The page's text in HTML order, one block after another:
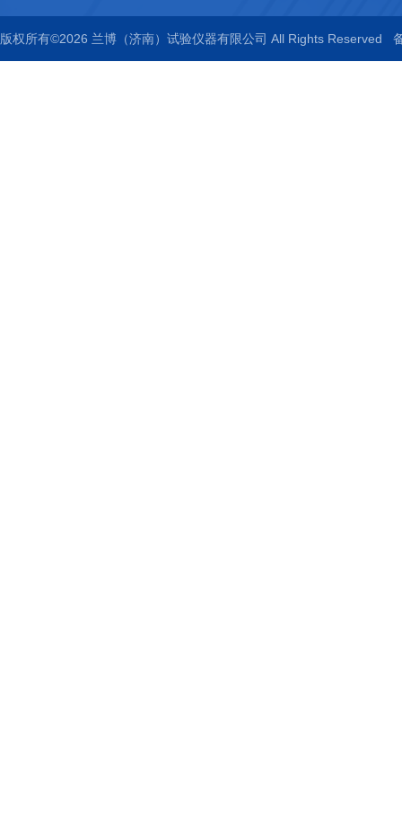
版权所有©2026 兰博（济南）试验仪器有限公司 All Rights Reserved